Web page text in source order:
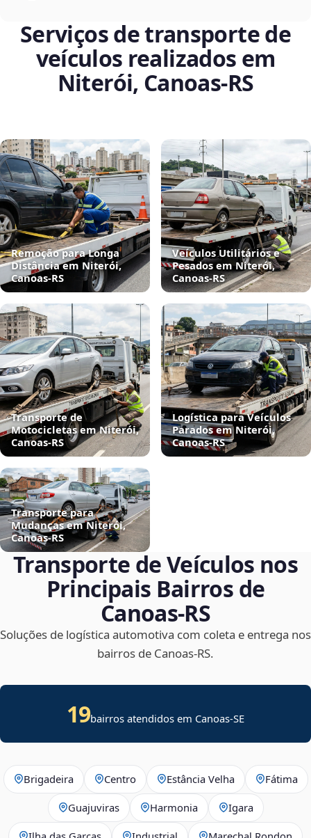
Serviços de transporte de
veículos realizados em
Niterói, Canoas‑RS
Remoção para Longa
Distância em Niterói,
Canoas‑RS
Veículos Utilitários e
Pesados em Niterói,
Canoas‑RS
Transporte de
Motocicletas em Niterói,
Canoas‑RS
Logística para Veículos
Parados em Niterói,
Canoas‑RS
Transporte para
Mudanças em Niterói,
Canoas‑RS
Transporte de Veículos nos
Principais Bairros de
Canoas‑RS
Soluções de logística automotiva com coleta e entrega nos
bairros de Canoas‑RS.
19bairros atendidos em Canoas-SE
Brigadeira Centro Estância Velha Fátima
Guajuviras Harmonia Igara